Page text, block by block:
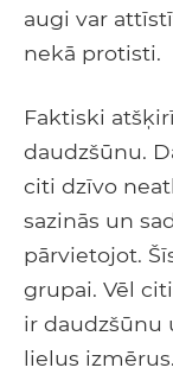
augi var
nekā protisti.
Faktiski
daudzšūnu.
citi dzīvo
sazinās un
pārvietojot.
grupai. Vēl
ir daudzšūnu
lielus